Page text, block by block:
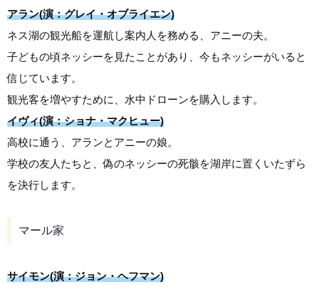
アラン(演：グレイ・オブライエン)
ネス湖の観光船を運航し案内人を務める、アニーの夫。
子どもの頃ネッシーを見たことがあり、今もネッシーがいると
信じています。
観光客を増やすために、水中ドローンを購入します。
イヴィ(演：ショナ・マクヒュー)
高校に通う、アランとアニーの娘。
学校の友人たちと、偽のネッシーの死骸を湖岸に置くいたずら
を決行します。
マール家
サイモン(演：ジョン・ヘフマン)